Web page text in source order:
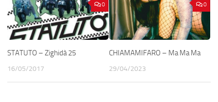
0
STATUTO – Zighidà 25
16/05/2017
0
CHIAMAMIFARO – Ma Ma Ma
29/04/2023